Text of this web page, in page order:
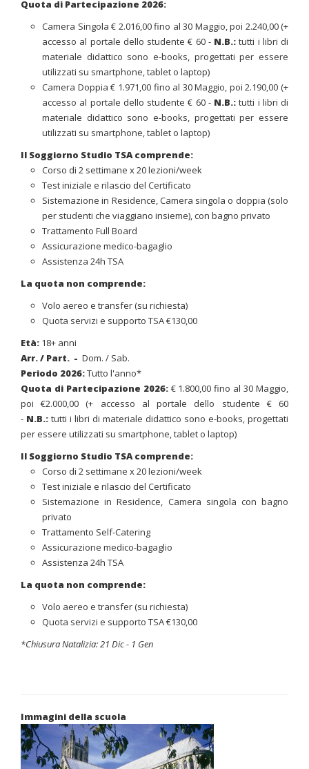
Quota di Partecipazione 2026:
Camera Singola € 2.016,00 fino al 30 Maggio, poi 2.240,00 (+
accesso al portale dello studente € 60 - N.B.: tutti i libri di
materiale didattico sono e-books, progettati per essere
utilizzati su smartphone, tablet o laptop)
Camera Doppia € 1.971,00 fino al 30 Maggio, poi 2.190,00 (+
accesso al portale dello studente € 60 - N.B.: tutti i libri di
materiale didattico sono e-books, progettati per essere
utilizzati su smartphone, tablet o laptop)
Il Soggiorno Studio TSA comprende:
Corso di 2 settimane x 20 lezioni/week
Test iniziale e rilascio del Certificato
Sistemazione in Residence, Camera singola o doppia (solo
per studenti che viaggiano insieme), con bagno privato
Trattamento Full Board
Assicurazione medico-bagaglio
Assistenza 24h TSA
La quota non comprende:
Volo aereo e transfer (su richiesta)
Quota servizi e supporto TSA €130,00
Età: 18+ anni
Arr. / Part. - Dom. / Sab.
Periodo 2026:Tutto l'anno*
Quota di Partecipazione 2026: € 1.800,00 fino al 30 Maggio,
poi €2.000,00 (+ accesso al portale dello studente € 60
- N.B.: tutti i libri di materiale didattico sono e-books, progettati
per essere utilizzati su smartphone, tablet o laptop)
Il Soggiorno Studio TSA comprende:
Corso di 2 settimane x 20 lezioni/week
Test iniziale e rilascio del Certificato
Sistemazione in Residence, Camera singola con bagno
privato
Trattamento Self-Catering
Assicurazione medico-bagaglio
Assistenza 24h TSA
La quota non comprende:
Volo aereo e transfer (su richiesta)
Quota servizi e supporto TSA €130,00
*Chiusura Natalizia:21 Dic - 1 Gen
Immagini della scuola